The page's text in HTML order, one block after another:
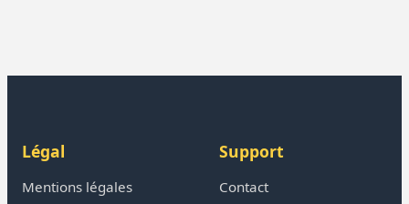
Légal
Mentions légales
Support
Contact